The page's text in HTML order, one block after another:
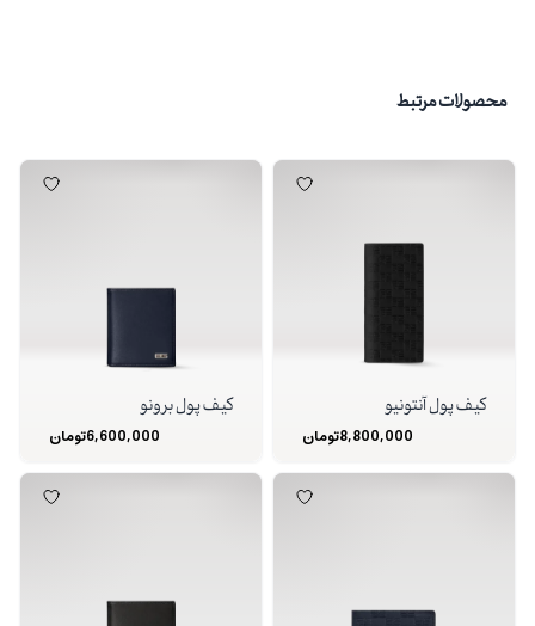
محصولات مرتبط
کیف پول آنتونیو
8,800,000تومان
کیف پول برونو
6,600,000تومان